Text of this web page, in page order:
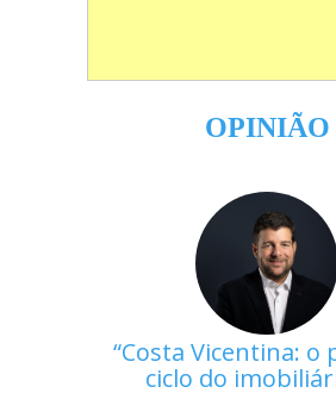
OPINIÃO
Costa Vicentina: o
ciclo do